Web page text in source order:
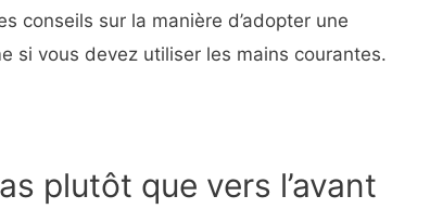
conseils sur la manière d’adopter une
si vous devez utiliser les mains courantes.
plutôt que vers l’avant